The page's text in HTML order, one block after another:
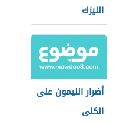
الليزك
أضرار الليمون على
الكلى